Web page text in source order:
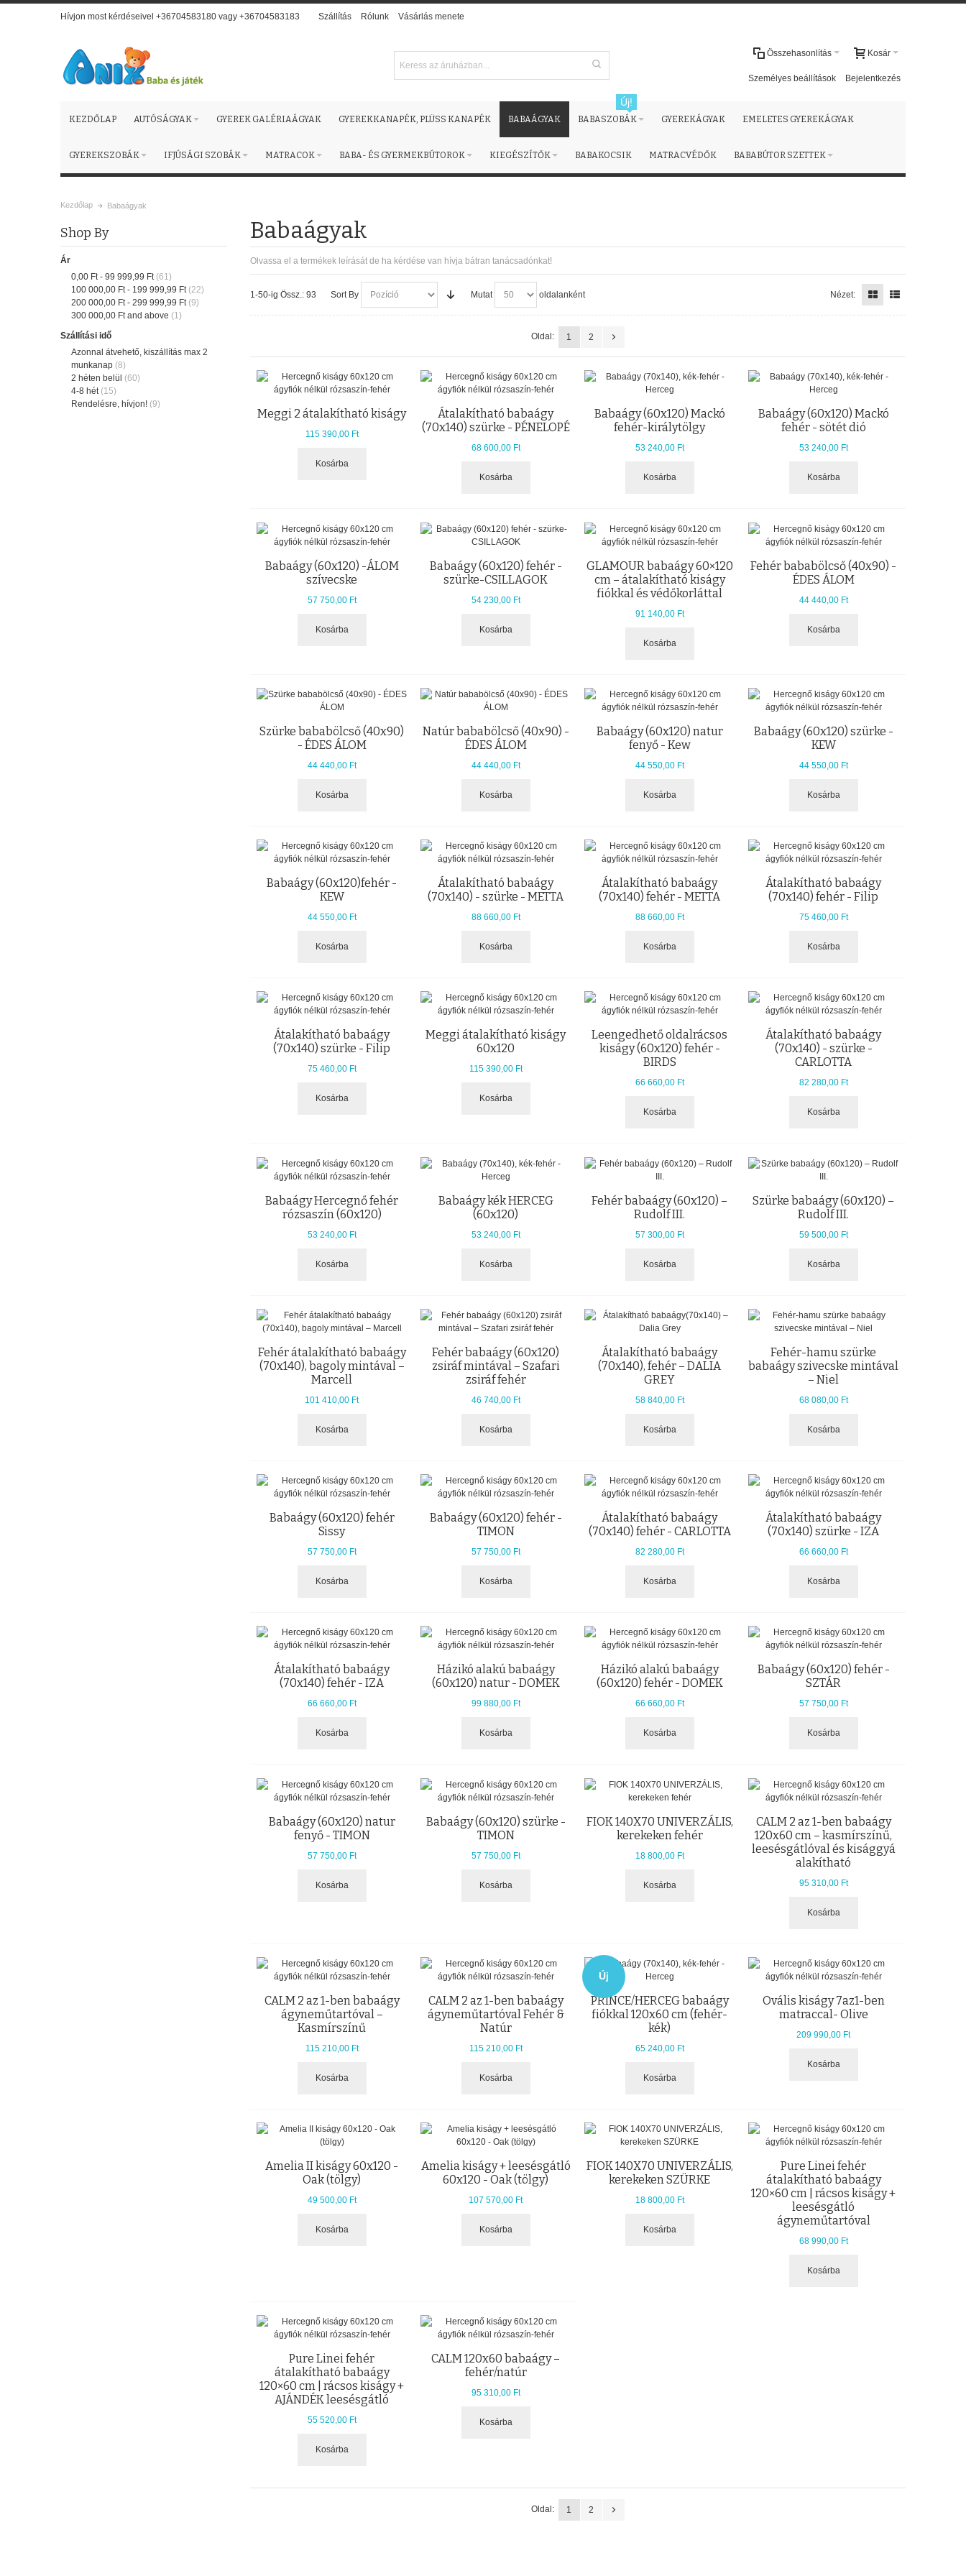
Hívjon most kérdéseivel +36704583180 vagy +36704583183 Szállítás Rólunk Vásárlás menete
Kosár
Összehasonlítás
Személyes beállítások Bejelentkezés
KEZDŐLAP AUTÓSÁGYAK GYEREK GALÉRIAÁGYAK GYEREKKANAPÉK, PLÜSS KANAPÉK BABAÁGYAK BABASZOBÁK
Új!
GYEREKÁGYAK EMELETES GYEREKÁGYAK
GYEREKSZOBÁK IFJÚSÁGI SZOBÁK MATRACOK BABA- ÉS GYERMEKBÚTOROK KIEGÉSZÍTŐK BABAKOCSIK MATRACVÉDŐK BABABÚTOR SZETTEK
Kezdőlap Babaágyak
Babaágyak
Olvassa el a termékek leírását de ha kérdése van hívja bátran tanácsadónkat!
1-50-ig Össz.: 93 Sort By Mutat oldalanként Nézet:
Oldal: 1 2
Meggi 2 átalakítható kiságy
115 390,00 Ft
Kosárba
Átalakítható babaágy
(70x140) szürke - PÉNELOPÉ
68 600,00 Ft
Kosárba
Babaágy (60x120) Mackó
fehér-királytölgy
53 240,00 Ft
Kosárba
Babaágy (60x120) Mackó
fehér - sötét dió
53 240,00 Ft
Kosárba
Babaágy (60x120) -ÁLOM
szívecske
57 750,00 Ft
Kosárba
Babaágy (60x120) fehér -
szürke-CSILLAGOK
54 230,00 Ft
Kosárba
GLAMOUR babaágy 60×120
cm – átalakítható kiságy
fiókkal és védőkorláttal
91 140,00 Ft
Kosárba
Fehér bababölcső (40x90) -
ÉDES ÁLOM
44 440,00 Ft
Kosárba
Szürke bababölcső (40x90)
- ÉDES ÁLOM
44 440,00 Ft
Kosárba
Natúr bababölcső (40x90) -
ÉDES ÁLOM
44 440,00 Ft
Kosárba
Babaágy (60x120) natur
fenyő - Kew
44 550,00 Ft
Kosárba
Babaágy (60x120) szürke -
KEW
44 550,00 Ft
Kosárba
Babaágy (60x120)fehér -
KEW
44 550,00 Ft
Kosárba
Átalakítható babaágy
(70x140) - szürke - METTA
88 660,00 Ft
Kosárba
Átalakítható babaágy
(70x140) fehér - METTA
88 660,00 Ft
Kosárba
Átalakítható babaágy
(70x140) fehér - Filip
75 460,00 Ft
Kosárba
Átalakítható babaágy
(70x140) szürke - Filip
75 460,00 Ft
Kosárba
Meggi átalakítható kiságy
60x120
115 390,00 Ft
Kosárba
Leengedhető oldalrácsos
kiságy (60x120) fehér -
BIRDS
66 660,00 Ft
Kosárba
Átalakítható babaágy
(70x140) - szürke -
CARLOTTA
82 280,00 Ft
Kosárba
Babaágy Hercegnő fehér
rózsaszín (60x120)
53 240,00 Ft
Kosárba
Babaágy kék HERCEG
(60x120)
53 240,00 Ft
Kosárba
Fehér babaágy (60x120) –
Rudolf III.
57 300,00 Ft
Kosárba
Szürke babaágy (60x120) –
Rudolf III.
59 500,00 Ft
Kosárba
Fehér átalakítható babaágy
(70x140), bagoly mintával –
Marcell
101 410,00 Ft
Kosárba
Fehér babaágy (60x120)
zsiráf mintával – Szafari
zsiráf fehér
46 740,00 Ft
Kosárba
Átalakítható babaágy
(70x140), fehér – DALIA
GREY
58 840,00 Ft
Kosárba
Fehér-hamu szürke
babaágy szivecske mintával
– Niel
68 080,00 Ft
Kosárba
Babaágy (60x120) fehér
Sissy
57 750,00 Ft
Kosárba
Babaágy (60x120) fehér -
TIMON
57 750,00 Ft
Kosárba
Átalakítható babaágy
(70x140) fehér - CARLOTTA
82 280,00 Ft
Kosárba
Átalakítható babaágy
(70x140) szürke - IZA
66 660,00 Ft
Kosárba
Átalakítható babaágy
(70x140) fehér - IZA
66 660,00 Ft
Kosárba
Házikó alakú babaágy
(60x120) natur - DOMEK
99 880,00 Ft
Kosárba
Házikó alakú babaágy
(60x120) fehér - DOMEK
66 660,00 Ft
Kosárba
Babaágy (60x120) fehér -
SZTÁR
57 750,00 Ft
Kosárba
Babaágy (60x120) natur
fenyő - TIMON
57 750,00 Ft
Kosárba
Babaágy (60x120) szürke -
TIMON
57 750,00 Ft
Kosárba
FIOK 140X70 UNIVERZÁLIS,
kerekeken fehér
18 800,00 Ft
Kosárba
CALM 2 az 1-ben babaágy
120x60 cm – kasmírszínű,
leesésgátlóval és kisággyá
alakítható
95 310,00 Ft
Kosárba
CALM 2 az 1-ben babaágy
ágyneműtartóval –
Kasmírszínű
115 210,00 Ft
Kosárba
CALM 2 az 1-ben babaágy
ágyneműtartóval Fehér &
Natúr
115 210,00 Ft
Kosárba
Új
PRINCE/HERCEG babaágy
fiókkal 120x60 cm (fehér-
kék)
65 240,00 Ft
Kosárba
Ovális kiságy 7az1-ben
matraccal- Olive
209 990,00 Ft
Kosárba
Amelia II kiságy 60x120 -
Oak (tölgy)
49 500,00 Ft
Kosárba
Amelia kiságy + leesésgátló
60x120 - Oak (tölgy)
107 570,00 Ft
Kosárba
FIOK 140X70 UNIVERZÁLIS,
kerekeken SZÜRKE
18 800,00 Ft
Kosárba
Pure Linei fehér
átalakítható babaágy
120×60 cm | rácsos kiságy +
leesésgátló
ágyneműtartóval
68 990,00 Ft
Kosárba
Pure Linei fehér
átalakítható babaágy
120×60 cm | rácsos kiságy +
AJÁNDÉK leesésgátló
55 520,00 Ft
Kosárba
CALM 120x60 babaágy –
fehér/natúr
95 310,00 Ft
Kosárba
Oldal: 1 2
Shop By
Ár
0,00 Ft - 99 999,99 Ft (61)
100 000,00 Ft - 199 999,99 Ft (22)
200 000,00 Ft - 299 999,99 Ft (9)
300 000,00 Ft and above (1)
Szállítási idő
Azonnal átvehető, kiszállítás max 2
munkanap (8)
2 héten belül (60)
4-8 hét (15)
Rendelésre, hívjon! (9)